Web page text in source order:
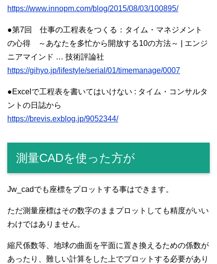
https://www.innopm.com/blog/2015/08/03/100895/
●第7回 仕事の工程表をつくる：タイム・マネジメント
の心得 ～あなたを多忙から開放する10の方法～ | エンジ
ニアマインド … 技術評論社
https://gihyo.jp/lifestyle/serial/01/timemanage/0007
●Excelで工程表を書いてはいけない : タイム・コンサルタ
ントの日誌から
https://brevis.exblog.jp/9052344/
測量CADを使った方が
Jw_cadでも座標をプロットする事はできます。
ただ測量座標はその数字のままプロットしても精度がいい
わけではありません。
縮尺係数等、地球の曲面を平面に置き換えるための係数が
あったり、難しい計算をした上でプロットする必要があり